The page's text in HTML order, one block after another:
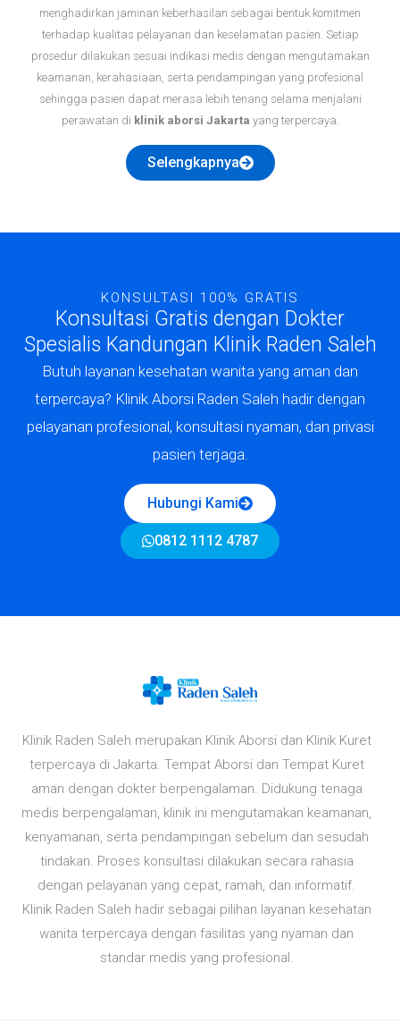
menghadirkan jaminan keberhasilan sebagai bentuk komitmen
terhadap kualitas pelayanan dan keselamatan pasien. Setiap
prosedur dilakukan sesuai indikasi medis dengan mengutamakan
keamanan, kerahasiaan, serta pendampingan yang profesional
sehingga pasien dapat merasa lebih tenang selama menjalani
perawatan di klinik aborsi Jakarta yang terpercaya.
Selengkapnya
KONSULTASI 100% GRATIS
Konsultasi Gratis dengan Dokter
Spesialis Kandungan Klinik Raden Saleh
Butuh layanan kesehatan wanita yang aman dan
terpercaya? Klinik Aborsi Raden Saleh hadir dengan
pelayanan profesional, konsultasi nyaman, dan privasi
pasien terjaga.
Hubungi Kami
0812 1112 4787
Klinik Raden Saleh merupakan Klinik Aborsi dan Klinik Kuret
terpercaya di Jakarta. Tempat Aborsi dan Tempat Kuret
aman dengan dokter berpengalaman. Didukung tenaga
medis berpengalaman, klinik ini mengutamakan keamanan,
kenyamanan, serta pendampingan sebelum dan sesudah
tindakan. Proses konsultasi dilakukan secara rahasia
dengan pelayanan yang cepat, ramah, dan informatif.
Klinik Raden Saleh hadir sebagai pilihan layanan kesehatan
wanita terpercaya dengan fasilitas yang nyaman dan
standar medis yang profesional.